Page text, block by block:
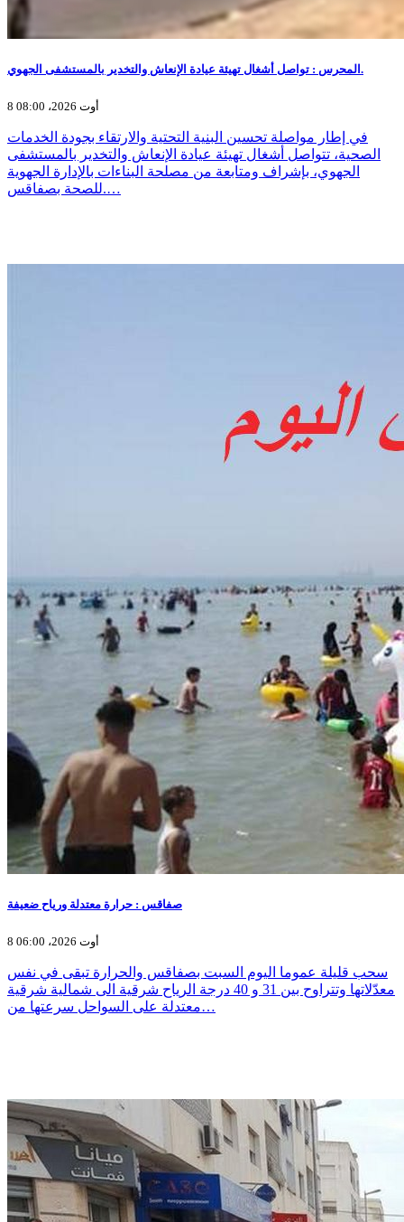
المحرس : تواصل أشغال تهيئة عيادة الإنعاش والتخدير بالمستشفى الجهوي.
8 أوت 2026، 08:00
في إطار مواصلة تحسين البنية التحتية والارتقاء بجودة الخدمات
الصحية، تتواصل أشغال تهيئة عيادة الإنعاش والتخدير بالمستشفى
الجهوي، بإشراف ومتابعة من مصلحة البناءات بالإدارة الجهوية
للصحة بصفاقس.…
صفاقس : حرارة معتدلة ورياح ضعيفة
8 أوت 2026، 06:00
سحب قليلة عموما اليوم السبت بصفاقس والحرارة تبقى في نفس
معدّلاتها وتتراوح بين 31 و 40 درجة الرياح شرقية الى شمالية شرقية
معتدلة على السواحل سرعتها من…